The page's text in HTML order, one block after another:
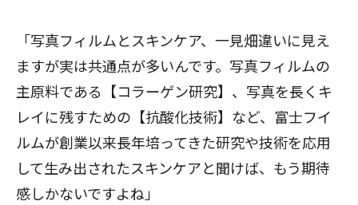
「写真フィルムとスキンケア、一見畑違いに見え
ますが実は共通点が多いんです。写真フィルムの
主原料である【コラーゲン研究】、写真を長くキ
レイに残すための【抗酸化技術】など、富士フイ
ルムが創業以来長年培ってきた研究や技術を応用
して生み出されたスキンケアと聞けば、もう期待
感しかないですよね」